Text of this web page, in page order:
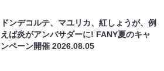
ドンデコルテ、マユリカ、紅しょうが、例
えば炎がアンバサダーに! FANY夏のキャ
ンペーン開催2026.08.05